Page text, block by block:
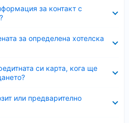
за контакт с
за определена хотелска
си карта, кога ще
или предварително